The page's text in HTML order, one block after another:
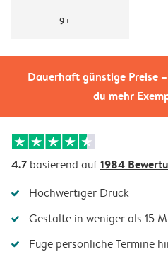
Dauerhaft günstige Preise
du mehr
9+
4.7 basierend auf1984
Hochwertiger Druck
Gestalte in weniger als 15
Füge persönliche Termine